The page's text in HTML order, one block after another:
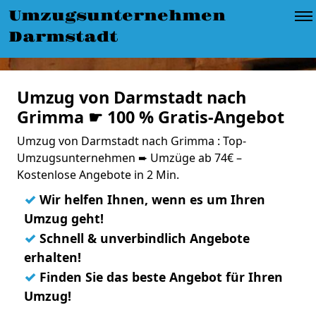
Umzugsunternehmen
Darmstadt
Umzug von Darmstadt nach
Grimma ☛ 100 % Gratis-Angebot
Umzug von Darmstadt nach Grimma : Top-
Umzugsunternehmen ➨ Umzüge ab 74€ –
Kostenlose Angebote in 2 Min.
✓ Wir helfen Ihnen, wenn es um Ihren
Umzug geht!
✓ Schnell & unverbindlich Angebote
erhalten!
✓ Finden Sie das beste Angebot für Ihren
Umzug!